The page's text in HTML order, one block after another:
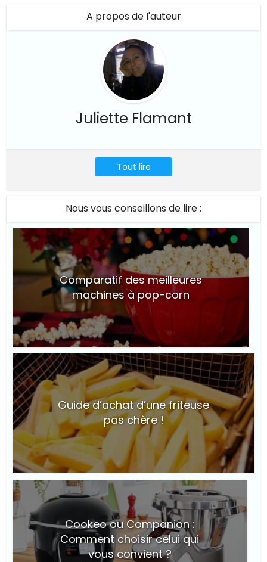
A propos de l'auteur
Juliette Flamant
Tout lire
Nous vous conseillons de lire :
© Suite101
Comparatif des meilleures
machines à pop-corn
© Suite101
Guide d’achat d’une friteuse
pas chère !
Cookeo ou Companion :
Comment choisir celui qui
vous convient ?